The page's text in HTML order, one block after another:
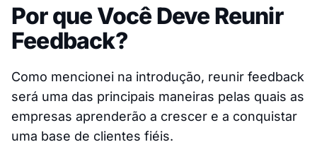
Por que Você Deve Reunir
Feedback?
Como mencionei na introdução, reunir feedback
será uma das principais maneiras pelas quais as
empresas aprenderão a crescer e a conquistar
uma base de clientes fiéis.